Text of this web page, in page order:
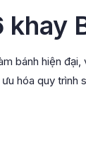
khay
bánh hiện
hóa quy